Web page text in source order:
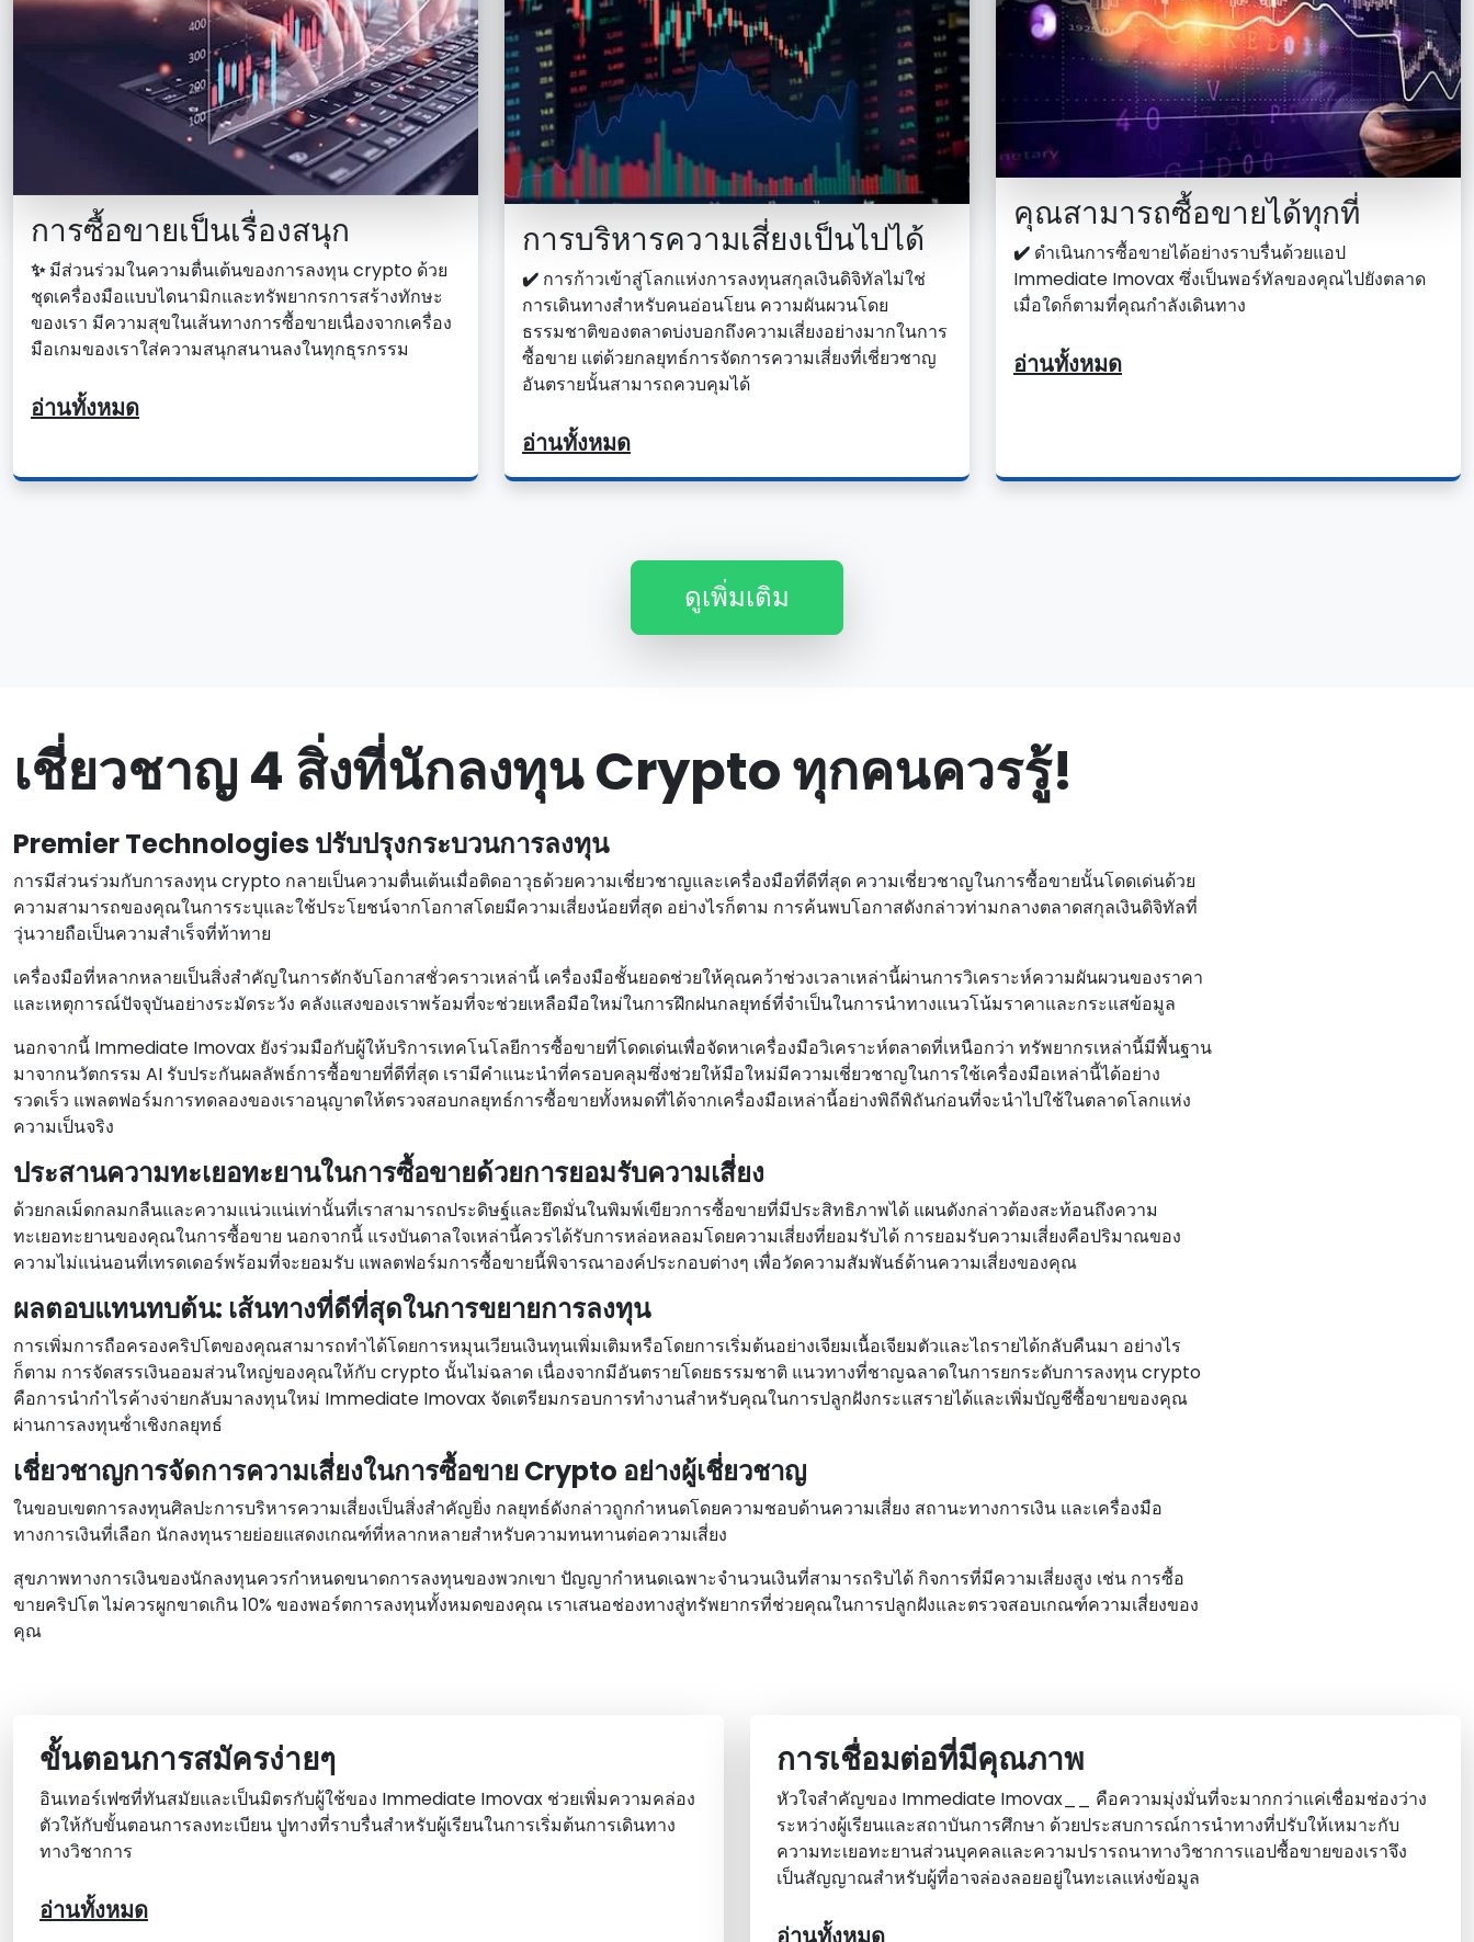
การซื้อขายเป็นเรื่องสนุก
✨มีส่วนร่วมในความตื่นเต้นของการลงทุน crypto ด้วย
ชุดเครื่องมือแบบไดนามิกและทรัพยากรการสร้างทักษะ
ของเรา มีความสุขในเส้นทางการซื้อขายเนื่องจากเครื่อง
มือเกมของเราใส่ความสนุกสนานลงในทุกธุรกรรม
อ่านทั้งหมด
การบริหารความเสี่ยงเป็นไปได้
✔️ การก้าวเข้าสู่โลกแห่งการลงทุนสกุลเงินดิจิทัลไม่ใช่
การเดินทางสําหรับคนอ่อนโยน ความผันผวนโดย
ธรรมชาติของตลาดบ่งบอกถึงความเสี่ยงอย่างมากในการ
ซื้อขาย แต่ด้วยกลยุทธ์การจัดการความเสี่ยงที่เชี่ยวชาญ
อันตรายนั้นสามารถควบคุมได้
อ่านทั้งหมด
คุณสามารถซื้อขายได้ทุกที่
✔️ ดําเนินการซื้อขายได้อย่างราบรื่นด้วยแอป
Immediate Imovax ซึ่งเป็นพอร์ทัลของคุณไปยังตลาด
เมื่อใดก็ตามที่คุณกําลังเดินทาง
อ่านทั้งหมด
ดูเพิ่มเติม
เชี่ยวชาญ 4 สิ่งที่นักลงทุน Crypto ทุกคนควรรู้!
Premier Technologies ปรับปรุงกระบวนการลงทุน
การมีส่วนร่วมกับการลงทุน crypto กลายเป็นความตื่นเต้นเมื่อติดอาวุธด้วยความเชี่ยวชาญและเครื่องมือที่ดีที่สุด ความเชี่ยวชาญในการซื้อขายนั้นโดดเด่นด้วย
ความสามารถของคุณในการระบุและใช้ประโยชน์จากโอกาสโดยมีความเสี่ยงน้อยที่สุด อย่างไรก็ตาม การค้นพบโอกาสดังกล่าวท่ามกลางตลาดสกุลเงินดิจิทัลที่
วุ่นวายถือเป็นความสําเร็จที่ท้าทาย
เครื่องมือที่หลากหลายเป็นสิ่งสําคัญในการดักจับโอกาสชั่วคราวเหล่านี้ เครื่องมือชั้นยอดช่วยให้คุณคว้าช่วงเวลาเหล่านี้ผ่านการวิเคราะห์ความผันผวนของราคา
และเหตุการณ์ปัจจุบันอย่างระมัดระวัง คลังแสงของเราพร้อมที่จะช่วยเหลือมือใหม่ในการฝึกฝนกลยุทธ์ที่จําเป็นในการนําทางแนวโน้มราคาและกระแสข้อมูล
นอกจากนี้ Immediate Imovax ยังร่วมมือกับผู้ให้บริการเทคโนโลยีการซื้อขายที่โดดเด่นเพื่อจัดหาเครื่องมือวิเคราะห์ตลาดที่เหนือกว่า ทรัพยากรเหล่านี้มีพื้นฐาน
มาจากนวัตกรรม AI รับประกันผลลัพธ์การซื้อขายที่ดีที่สุด เรามีคําแนะนําที่ครอบคลุมซึ่งช่วยให้มือใหม่มีความเชี่ยวชาญในการใช้เครื่องมือเหล่านี้ได้อย่าง
รวดเร็ว แพลตฟอร์มการทดลองของเราอนุญาตให้ตรวจสอบกลยุทธ์การซื้อขายทั้งหมดที่ได้จากเครื่องมือเหล่านี้อย่างพิถีพิถันก่อนที่จะนําไปใช้ในตลาดโลกแห่ง
ความเป็นจริง
ประสานความทะเยอทะยานในการซื้อขายด้วยการยอมรับความเสี่ยง
ด้วยกลเม็ดกลมกลืนและความแน่วแน่เท่านั้นที่เราสามารถประดิษฐ์และยึดมั่นในพิมพ์เขียวการซื้อขายที่มีประสิทธิภาพได้ แผนดังกล่าวต้องสะท้อนถึงความ
ทะเยอทะยานของคุณในการซื้อขาย นอกจากนี้ แรงบันดาลใจเหล่านี้ควรได้รับการหล่อหลอมโดยความเสี่ยงที่ยอมรับได้ การยอมรับความเสี่ยงคือปริมาณของ
ความไม่แน่นอนที่เทรดเดอร์พร้อมที่จะยอมรับ แพลตฟอร์มการซื้อขายนี้พิจารณาองค์ประกอบต่างๆ เพื่อวัดความสัมพันธ์ด้านความเสี่ยงของคุณ
ผลตอบแทนทบต้น: เส้นทางที่ดีที่สุดในการขยายการลงทุน
การเพิ่มการถือครองคริปโตของคุณสามารถทําได้โดยการหมุนเวียนเงินทุนเพิ่มเติมหรือโดยการเริ่มต้นอย่างเจียมเนื้อเจียมตัวและไถรายได้กลับคืนมา อย่างไร
ก็ตาม การจัดสรรเงินออมส่วนใหญ่ของคุณให้กับ crypto นั้นไม่ฉลาด เนื่องจากมีอันตรายโดยธรรมชาติ แนวทางที่ชาญฉลาดในการยกระดับการลงทุน crypto
คือการนํากําไรค้างจ่ายกลับมาลงทุนใหม่ Immediate Imovax จัดเตรียมกรอบการทํางานสําหรับคุณในการปลูกฝังกระแสรายได้และเพิ่มบัญชีซื้อขายของคุณ
ผ่านการลงทุนซ้ําเชิงกลยุทธ์
เชี่ยวชาญการจัดการความเสี่ยงในการซื้อขาย Crypto อย่างผู้เชี่ยวชาญ
ในขอบเขตการลงทุนศิลปะการบริหารความเสี่ยงเป็นสิ่งสําคัญยิ่ง กลยุทธ์ดังกล่าวถูกกําหนดโดยความชอบด้านความเสี่ยง สถานะทางการเงิน และเครื่องมือ
ทางการเงินที่เลือก นักลงทุนรายย่อยแสดงเกณฑ์ที่หลากหลายสําหรับความทนทานต่อความเสี่ยง
สุขภาพทางการเงินของนักลงทุนควรกําหนดขนาดการลงทุนของพวกเขา ปัญญากําหนดเฉพาะจํานวนเงินที่สามารถริบได้ กิจการที่มีความเสี่ยงสูง เช่น การซื้อ
ขายคริปโต ไม่ควรผูกขาดเกิน 10% ของพอร์ตการลงทุนทั้งหมดของคุณ เราเสนอช่องทางสู่ทรัพยากรที่ช่วยคุณในการปลูกฝังและตรวจสอบเกณฑ์ความเสี่ยงของ
คุณ
ขั้นตอนการสมัครง่ายๆ
อินเทอร์เฟซที่ทันสมัยและเป็นมิตรกับผู้ใช้ของ Immediate Imovax ช่วยเพิ่มความคล่อง
ตัวให้กับขั้นตอนการลงทะเบียน ปูทางที่ราบรื่นสําหรับผู้เรียนในการเริ่มต้นการเดินทาง
ทางวิชาการ
อ่านทั้งหมด
การเชื่อมต่อที่มีคุณภาพ
หัวใจสําคัญของ Immediate Imovax__ คือความมุ่งมั่นที่จะมากกว่าแค่เชื่อมช่องว่าง
ระหว่างผู้เรียนและสถาบันการศึกษา ด้วยประสบการณ์การนําทางที่ปรับให้เหมาะกับ
ความทะเยอทะยานส่วนบุคคลและความปรารถนาทางวิชาการแอปซื้อขายของเราจึง
เป็นสัญญาณสําหรับผู้ที่อาจล่องลอยอยู่ในทะเลแห่งข้อมูล